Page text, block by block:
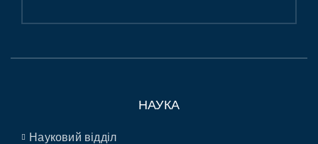
НАУКА
Науковий відділ